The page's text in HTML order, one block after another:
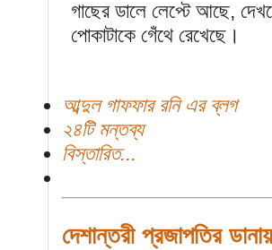
গাছের ডালে লেপ্টে আছে,
পোকাটাকে গেঁথে রেখেছে।
আব্দুল গাফফার রনি এর ব্লগ
২৪টি মন্তব্য
বিস্তারিত...
দেশান্তরী প্রজাপতির